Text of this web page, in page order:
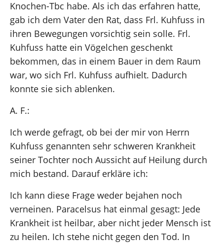
Knochen-Tbc habe. Als ich das erfahren hatte,
gab ich dem Vater den Rat, dass Frl. Kuhfuss in
ihren Bewegungen vorsichtig sein solle. Frl.
Kuhfuss hatte ein Vögelchen geschenkt
bekommen, das in einem Bauer in dem Raum
war, wo sich Frl. Kuhfuss aufhielt. Dadurch
konnte sie sich ablenken.
A. F.:
Ich werde gefragt, ob bei der mir von Herrn
Kuhfuss genannten sehr schweren Krankheit
seiner Tochter noch Aussicht auf Heilung durch
mich bestand. Darauf erkläre ich:
Ich kann diese Frage weder bejahen noch
verneinen. Paracelsus hat einmal gesagt: Jede
Krankheit ist heilbar, aber nicht jeder Mensch ist
zu heilen. Ich stehe nicht gegen den Tod. In